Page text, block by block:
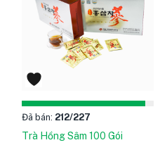
Đã bán: 212/227
Trà Hồng Sâm 100 Gói